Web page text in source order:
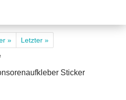
»
Letzter »
Sticker